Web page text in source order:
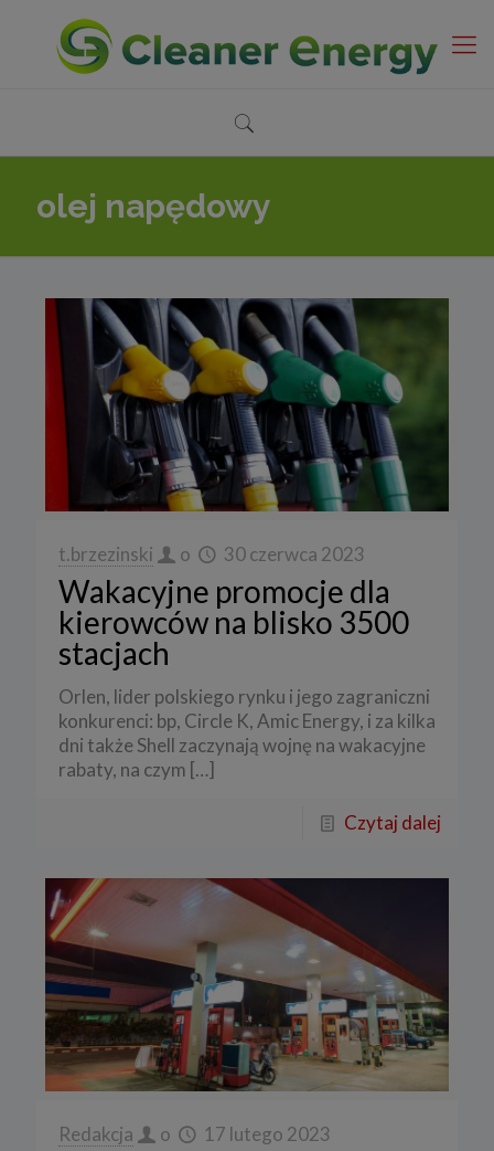
olej napędowy
t.brzezinski o 30 czerwca 2023
Wakacyjne promocje dla
kierowców na blisko 3500
stacjach
Orlen, lider polskiego rynku i jego zagraniczni
konkurenci: bp, Circle K, Amic Energy, i za kilka
dni także Shell zaczynają wojnę na wakacyjne
rabaty, na czym […]
Czytaj dalej
Redakcja o 17 lutego 2023